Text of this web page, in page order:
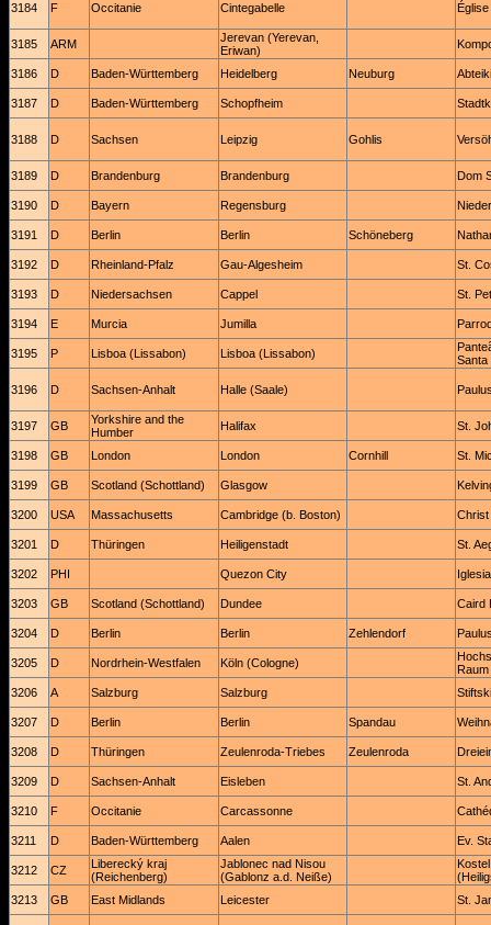
3184 F Occitanie Cintegabelle
3185 ARM
Jerevan (Yerevan,
Eriwan)
3186 D Baden-Württemberg Heidelberg Neuburg
3187 D Baden-Württemberg Schopfheim
3188 D Sachsen Leipzig Gohlis
3189 D Brandenburg Brandenburg Dom
3190 D Bayern Regensburg
3191 D Berlin Berlin Schöneberg
3192 D Rheinland-Pfalz Gau-Algesheim St.
3193 D Niedersachsen Cappel St.
3194 E Murcia Jumilla
3195 P Lisboa (Lissabon) Lisboa (Lissabon)
Santa
3196 D Sachsen-Anhalt Halle (Saale)
3197 GB
Yorkshire and the
Humber
Halifax St.
3198 GB London London Cornhill St.
3199 GB Scotland (Schottland) Glasgow
3200 USA Massachusetts Cambridge (b. Boston)
3201 D Thüringen Heiligenstadt St.
3202 PHI Quezon City
3203 GB Scotland (Schottland) Dundee Caird
3204 D Berlin Berlin Zehlendorf
3205 D Nordrhein-Westfalen Köln (Cologne)
Raum
3206
A Salzburg Salzburg
3207 D Berlin Berlin Spandau
3208 D Thüringen Zeulenroda-Triebes Zeulenroda
3209 D Sachsen-Anhalt Eisleben St.
3210 F Occitanie Carcassonne
3211 D Baden-Württemberg Aalen Ev.
3212 CZ
Liberecký kraj
(Reichenberg)
Jablonec nad Nisou
(Gablonz a.d. Neiße)
3213
GB East Midlands Leicester St.